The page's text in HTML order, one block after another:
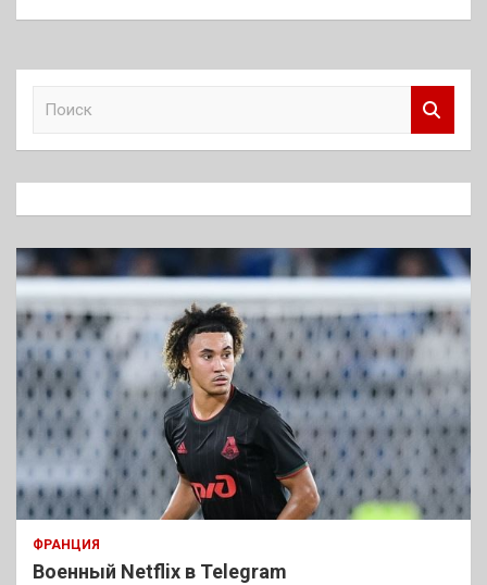
к
ФРАНЦИЯ
Военный Netflix в Telegram